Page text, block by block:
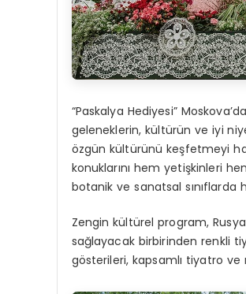
“Paskalya Hediyesi”
geleneklerin, kültürün ve iyi
özgün kültürünü keşfetmeyi
konuklarını hem yetişkinleri
botanik ve sanatsal sınıflarda
Zengin kültürel program,
sağlayacak birbirinden renkli
gösterileri, kapsamlı tiyatro